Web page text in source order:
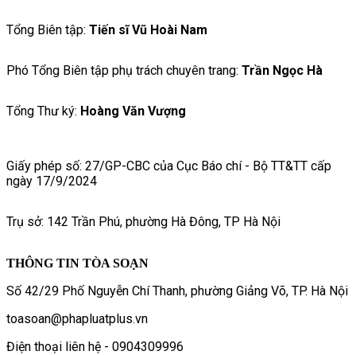
Tổng Biên tập: Tiến sĩ Vũ Hoài Nam
Phó Tổng Biên tập phụ trách chuyên trang: Trần Ngọc Hà
Tổng Thư ký: Hoàng Văn Vượng
Giấy phép số: 27/GP-CBC của Cục Báo chí - Bộ TT&TT cấp
ngày 17/9/2024
Trụ sở: 142 Trần Phú, phường Hà Đông, TP Hà Nội
THÔNG TIN TÒA SOẠN
Số 42/29 Phố Nguyễn Chí Thanh, phường Giảng Võ, TP. Hà Nội
toasoan@phapluatplus.vn
Điện thoại liên hệ - 0904309996